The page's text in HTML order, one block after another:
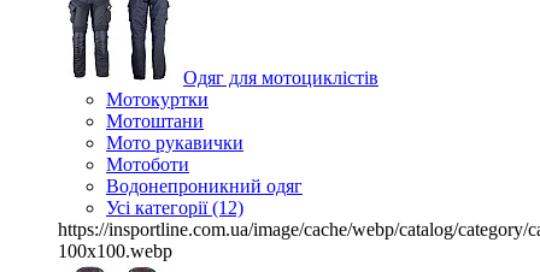
Одяг для мотоциклістів
Мотокуртки
Мотоштани
Мото рукавички
Мотоботи
Водонепроникний одяг
Усі категорії (12)
https://insportline.com.ua/image/cache/webp/catalog/category/
100x100.webp